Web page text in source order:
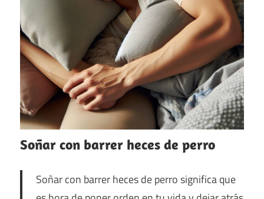
Soñar con barrer heces de perro
Soñar con barrer heces de perro significa que